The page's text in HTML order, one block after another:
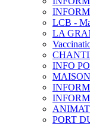
LCB -
LA
INFO
PORT